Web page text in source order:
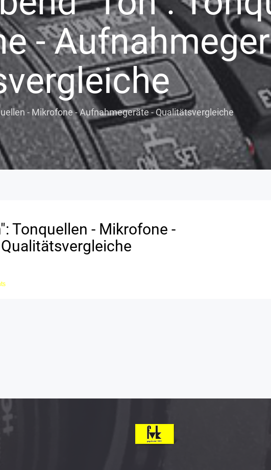
-
- Mikrofone - Aufnahmegeräte - Qualitätsvergleiche
Tonquellen - Mikrofone -